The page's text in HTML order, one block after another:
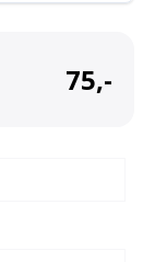
75,-